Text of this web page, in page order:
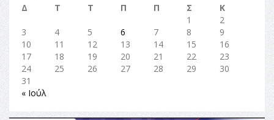
Δ
Τ Τ Π Π Σ
Κ
1
2
3
4 5 6 7 8
9
10
11 12 13 14 15
16
17
18 19 20 21 22
23
24
25 26 27 28 29
30
31
« Ιούλ